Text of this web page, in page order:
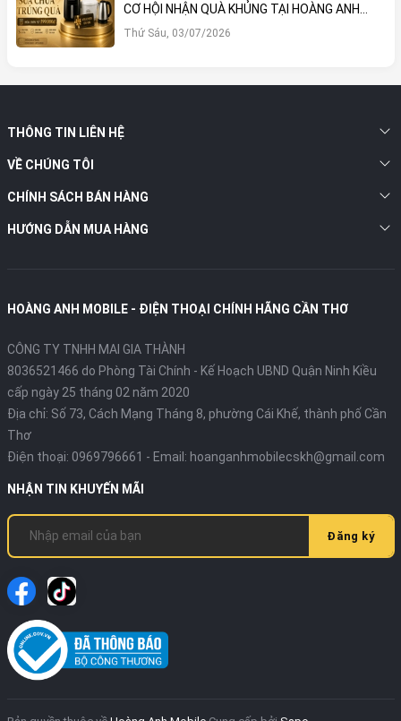
CƠ HỘI NHẬN QUÀ KHỦNG TẠI HOÀNG ANH
MOBILE
Thứ Sáu, 03/07/2026
THÔNG TIN LIÊN HỆ
VỀ CHÚNG TÔI
CHÍNH SÁCH BÁN HÀNG
HƯỚNG DẪN MUA HÀNG
HOÀNG ANH MOBILE - ĐIỆN THOẠI CHÍNH HÃNG CẦN THƠ
CÔNG TY TNHH MAI GIA THÀNH
8036521466 do Phòng Tài Chính - Kế Hoạch UBND Quận Ninh Kiều
cấp ngày 25 tháng 02 năm 2020
Địa chỉ: Số 73, Cách Mạng Tháng 8, phường Cái Khế, thành phố Cần
Thơ
Điện thoại: 0969796661 - Email: hoanganhmobilecskh@gmail.com
NHẬN TIN KHUYẾN MÃI
Đăng ký